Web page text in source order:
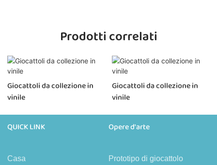
Prodotti correlati
Giocattoli da collezione in
vinile
Giocattoli da collezione in
vinile
QUICK LINK
Casa
Opere d'arte
Prototipo di giocattolo